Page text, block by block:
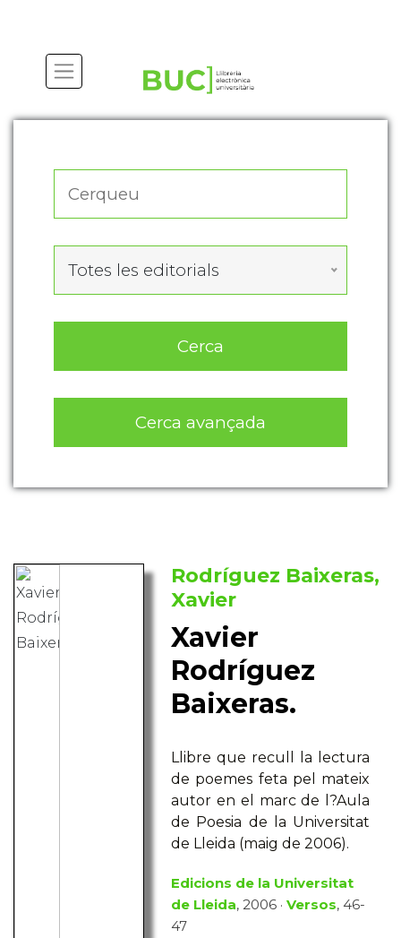
Totes les editorials
Cerca
Cerca avançada
Rodríguez Baixeras,
Xavier
Xavier
Rodríguez
Baixeras.
Llibre que recull la lectura
de poemes feta pel mateix
autor en el marc de l?Aula
de Poesia de la Universitat
de Lleida (maig de 2006).
Edicions de la Universitat
de Lleida, 2006 ·Versos, 46-
47